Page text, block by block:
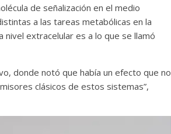
de señalización en el medio
a las tareas metabólicas en la
extracelular es a lo que se llamó
donde notó que había un efecto que no
clásicos de estos sistemas”,